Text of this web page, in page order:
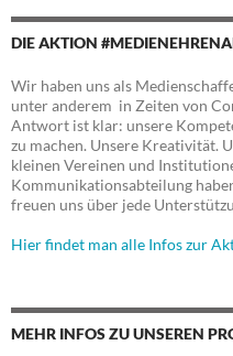
DIE AKTION
Wir haben uns als
unter anderem in Zeiten von
Antwort ist klar: unsere
zu machen. Unsere Kreativität.
kleinen Vereinen und
Kommunikationsabteilung
freuen uns über jede
Hier findet man alle Infos zur
MEHR INFOS ZU UNSEREN